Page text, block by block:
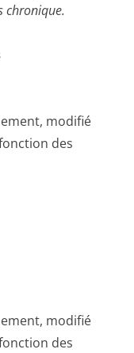
chronique.
modifié
des
modifié
des